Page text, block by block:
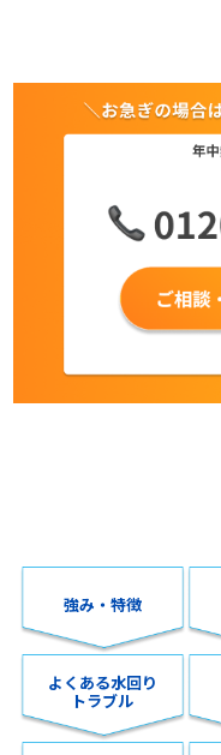
強み・特徴
よくある水回り
トラブル